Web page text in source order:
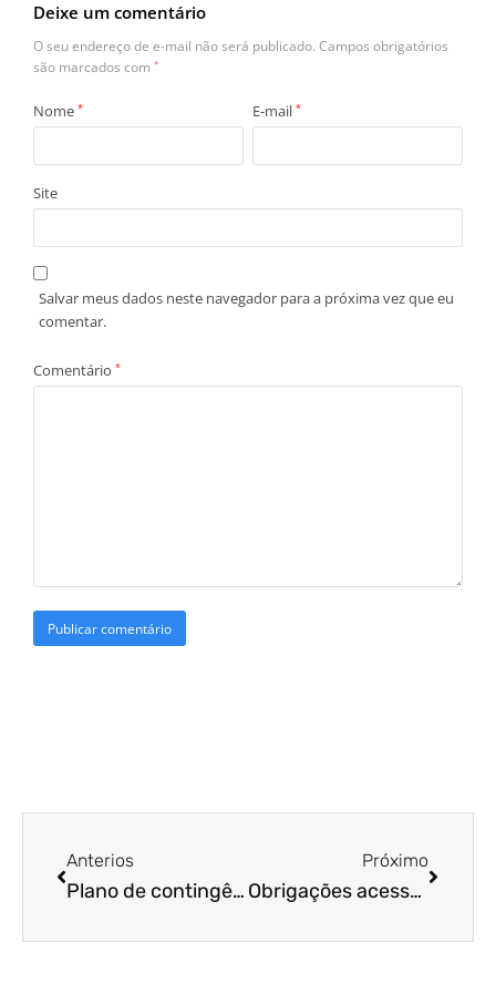
Deixe um comentário
O seu endereço de e-mail não será publicado. Campos obrigatórios
são marcados com *
Nome * E-mail *
Site
Salvar meus dados neste navegador para a próxima vez que eu
comentar.
Comentário *
Anterios
Plano de contingência empresarial: entenda como desenvolver o da sua empresa.
Próximo
Obrigações acessórias: saiba quais são para empresas de rochas ornamentais